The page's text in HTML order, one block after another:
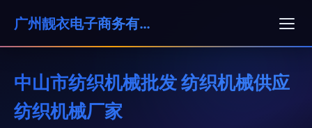
广州靓衣电子商务有限公司
中山市纺织机械批发 纺织机械供应
纺织机械厂家